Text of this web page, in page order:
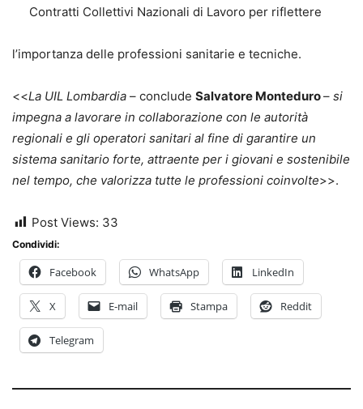
Contratti Collettivi Nazionali di Lavoro per riflettere
l’importanza delle professioni sanitarie e tecniche.
<<La UIL Lombardia – conclude Salvatore Monteduro– si
impegna a lavorare in collaborazione con le autorità
regionali e gli operatori sanitari al fine di garantire un
sistema sanitario forte, attraente per i giovani e sostenibile
nel tempo, che valorizza tutte le professioni coinvolte>>.
Post Views: 33
Condividi:
Facebook WhatsApp LinkedIn
X E-mail Stampa Reddit
Telegram